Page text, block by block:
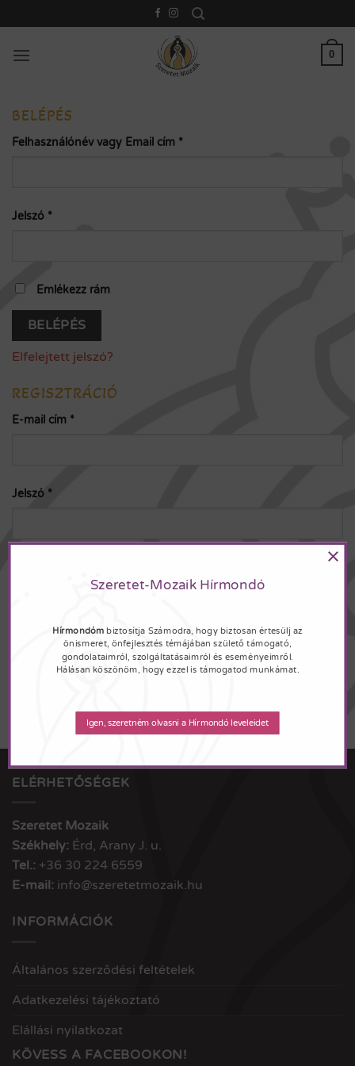
to
content
0
BELÉPÉS
Felhasználónév vagy Email cím *
Jelszó *
Emlékezz rám
BELÉPÉS
Elfelejtett jelszó?
REGISZTRÁCIÓ
E-mail cím *
Jelszó *
fenntartásához, a fiókhoz való hozzáférés kezeléséhez és más
REGISZTRÁCIÓ
ELÉRHETŐSÉGEK
Szeretet Mozaik
Székhely: Érd, Arany J. u.
Tel.: +36 30 224 6559
E-mail: info@szeretetmozaik.hu
INFORMÁCIÓK
Általános szerződési feltételek
Adatkezelési tájékoztató
Elállási nyilatkozat
KÖVESS A FACEBOOKON!
Szeretet-Mozaik Hírmondó
Hírmondóm biztosítja Számodra, hogy biztosan értesülj az
önismeret, önfejlesztés témájában születő támogató,
gondolataimról, szolgáltatásaimról és eseményeimről.
Hálásan köszönöm, hogy ezzel is támogatod munkámat.
Igen, szeretném olvasni a Hírmondó leveleidet
×